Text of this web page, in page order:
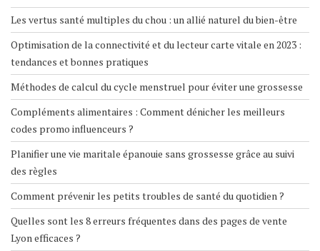
Les vertus santé multiples du chou : un allié naturel du bien-être
Optimisation de la connectivité et du lecteur carte vitale en 2023 :
tendances et bonnes pratiques
Méthodes de calcul du cycle menstruel pour éviter une grossesse
Compléments alimentaires : Comment dénicher les meilleurs
codes promo influenceurs ?
Planifier une vie maritale épanouie sans grossesse grâce au suivi
des règles
Comment prévenir les petits troubles de santé du quotidien ?
Quelles sont les 8 erreurs fréquentes dans des pages de vente
Lyon efficaces ?